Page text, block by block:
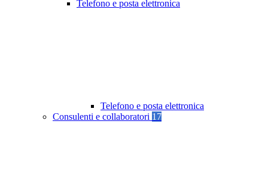
Telefono e posta elettronica
Telefono e posta elettronica
Consulenti e collaboratori 17